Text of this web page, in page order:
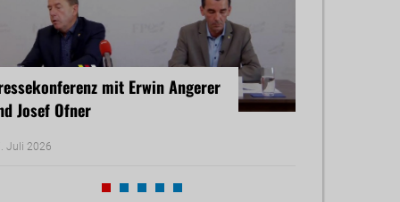
mit Erwin Angerer
Josef Ofner
Juli 2026
Michael Reiner